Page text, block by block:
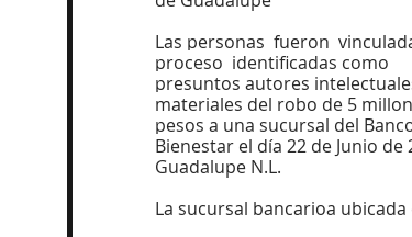
Las personas  fueron
proceso  identificadas como
presuntos autores
materiales del robo de 5
pesos a una sucursal del
Bienestar el día 22 de Junio de
Guadalupe N.L.
La sucursal bancarioa